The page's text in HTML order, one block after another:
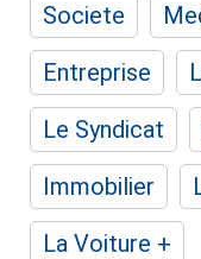
Societe
Entreprise
Le Syndicat
Immobilier
La Voiture +